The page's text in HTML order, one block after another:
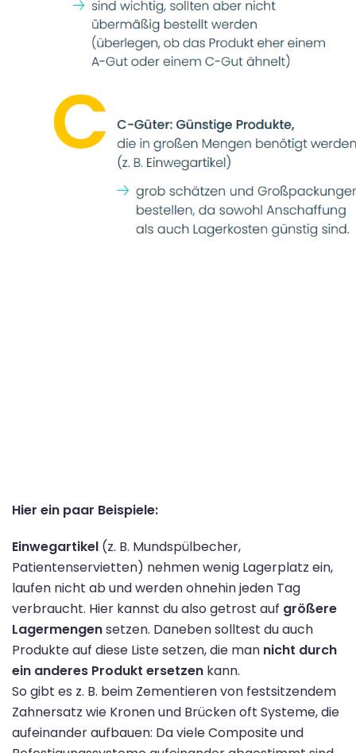
Hier ein paar Beispiele:
Einwegartikel (z. B. Mundspülbecher,
Patientenservietten) nehmen wenig Lagerplatz ein,
laufen nicht ab und werden ohnehin jeden Tag
verbraucht. Hier kannst du also getrost auf größere
Lagermengensetzen. Daneben solltest du auch
Produkte auf diese Liste setzen, die man nicht durch
ein anderes Produkt ersetzen kann.
So gibt es z. B. beim Zementieren von festsitzendem
Zahnersatz wie Kronen und Brücken oft Systeme, die
aufeinander aufbauen: Da viele Composite und